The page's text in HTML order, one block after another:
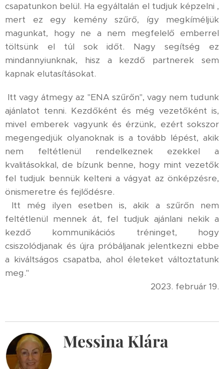
csapatunkon belül. Ha egyáltalán el tudjuk képzelni ,
mert ez egy kemény szűrő, így megkíméljük
magunkat, hogy ne a nem megfelelő emberrel
töltsünk el túl sok időt. Nagy segítség ez
mindannyiunknak, hisz a kezdő partnerek sem
kapnak elutasításokat.
Itt vagy átmegy az "ENA szűrőn", vagy nem tudunk
ajánlatot tenni. Kezdőként és még vezetőként is,
mivel emberek vagyunk és érzünk, ezért sokszor
megengedjük olyanoknak is a tovább lépést, akik
nem feltétlenül rendelkeznek ezekkel a
kvalitásokkal, de bízunk benne, hogy mint vezetők
fel tudjuk bennük kelteni a vágyat az önképzésre,
önismeretre és fejlődésre.
Itt még ilyen esetben is, akik a szűrőn nem
feltétlenül mennek át, fel tudjuk ajánlani nekik a
kezdő kommunikációs tréninget, hogy
csiszolódjanak és újra próbáljanak jelentkezni ebbe
a kiváltságos csapatba, ahol életeket változtatunk
meg."
2023. február 19.
Messina Klára